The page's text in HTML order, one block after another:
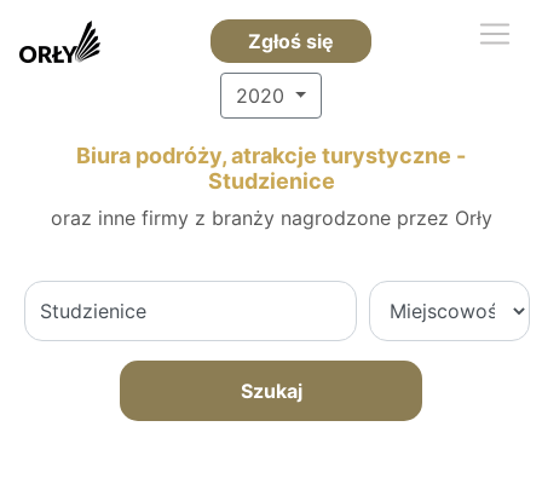
Zgłoś się
2020
Biura podróży, atrakcje turystyczne -
Studzienice
oraz inne firmy z branży nagrodzone przez Orły
Szukaj